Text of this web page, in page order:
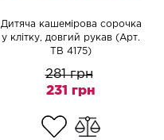
Дитяча кашемірова сорочка
у клітку, довгий рукав (Арт.
TB 4175)
281 грн
231 грн